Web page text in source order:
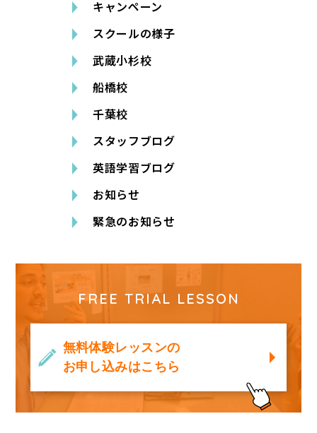
キャンペーン
スクールの様子
武蔵小杉校
船橋校
千葉校
スタッフブログ
英語学習ブログ
お知らせ
緊急のお知らせ
FREE TRIAL LESSON
無料体験レッスンの
お申し込みはこちら